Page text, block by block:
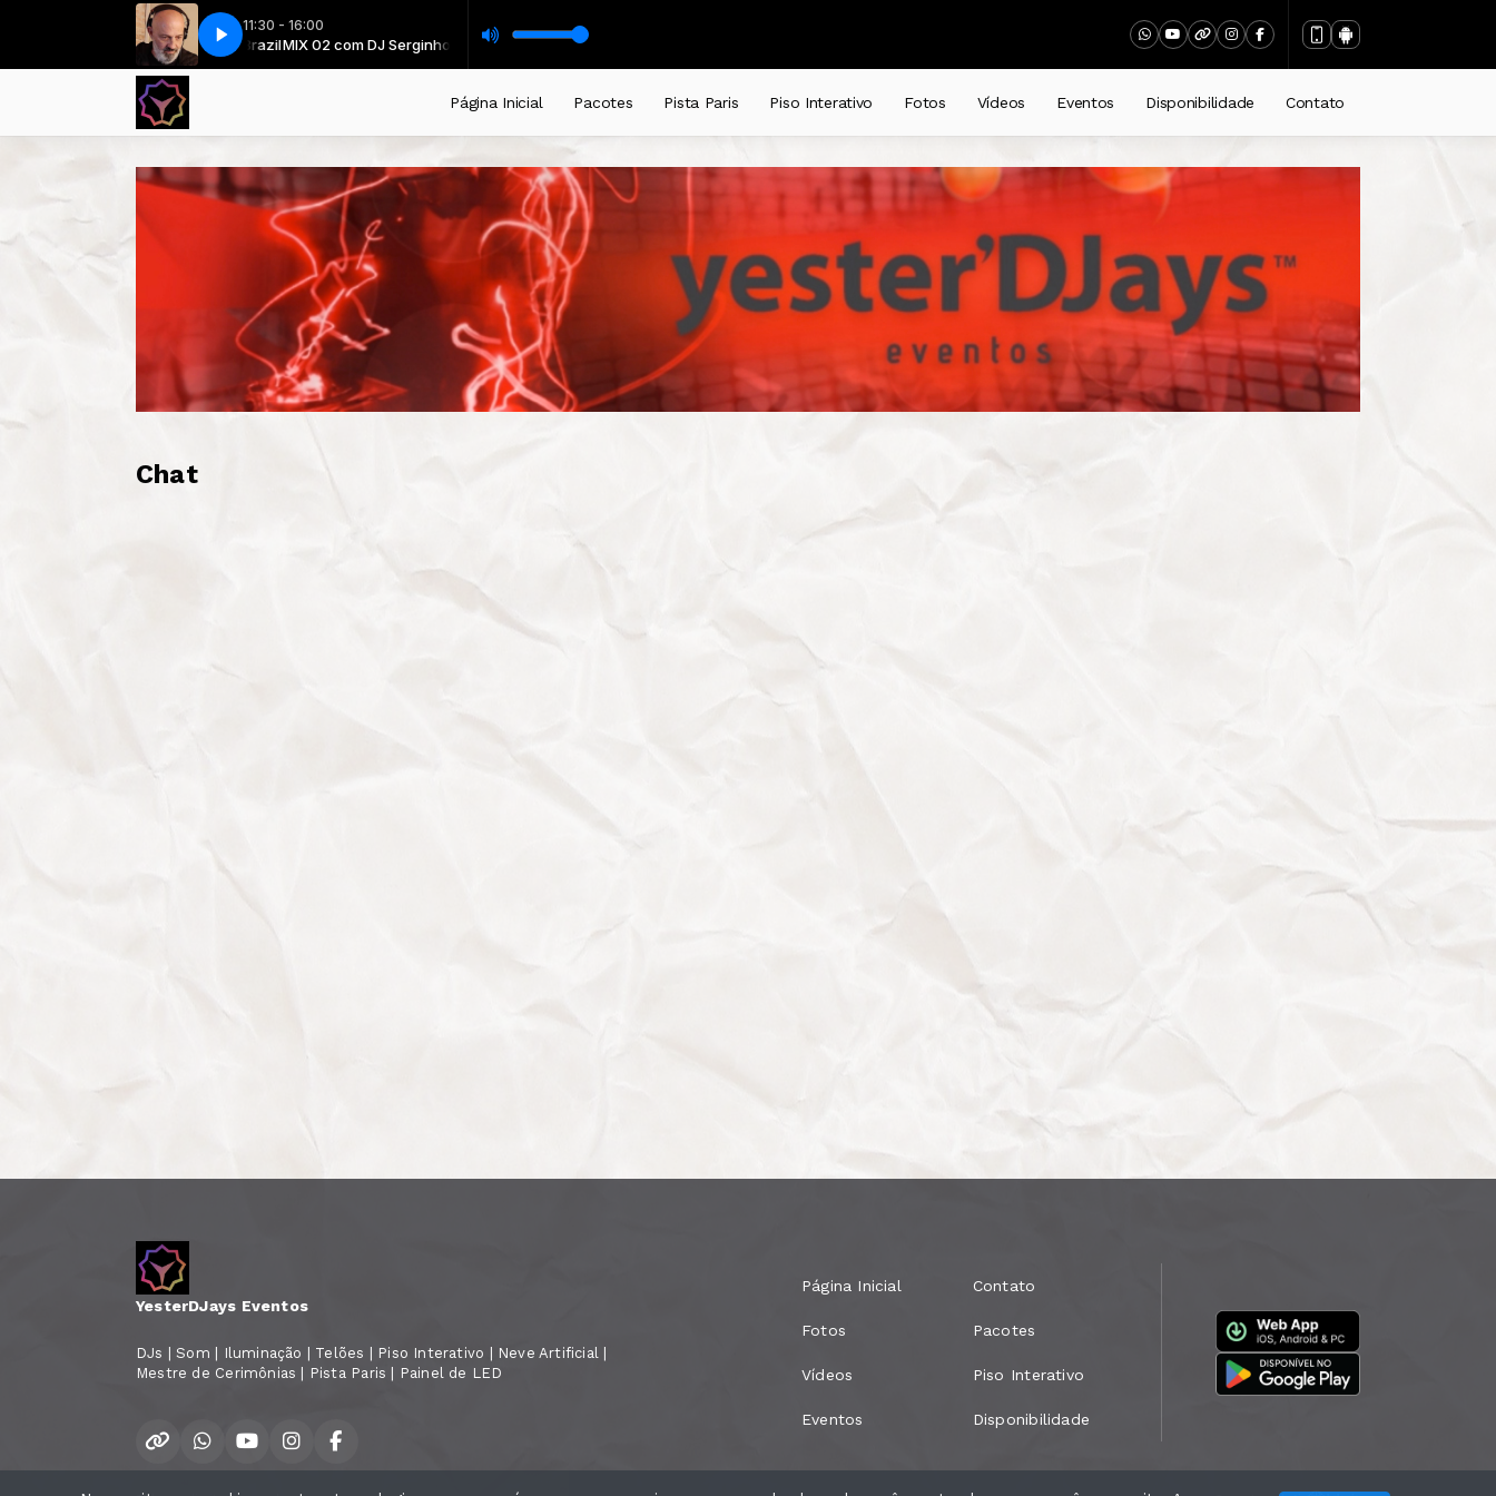
11:30 - 16:00
MIX 02 com DJ Serginho BrazilMIX 02 com DJ Serginho Brazil
(Bournes Legacy - UK Remix Short)Moby - Extreme Ways (Bournes Legacy - UK Remix Short)
Página Inicial Pacotes Pista Paris Piso Interativo Fotos Vídeos Eventos Disponibilidade Contato
Chat
YesterDJays Eventos
DJs | Som | Iluminação | Telões | Piso Interativo | Neve Artificial |
Mestre de Cerimônias | Pista Paris | Painel de LED
Página Inicial
Fotos
Vídeos
Eventos
Contato
Pacotes
Piso Interativo
Disponibilidade